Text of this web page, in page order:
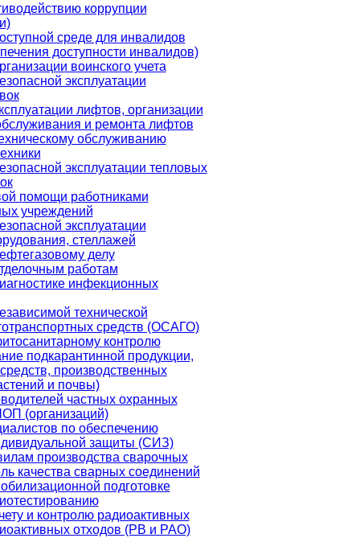
коррупции
среде для инвалидов
доступности инвалидов)
воинского учета
эксплуатации
лифтов, организации
и ремонта лифтов
обслуживанию
эксплуатации тепловых
помощи работниками
учреждений
эксплуатации
стеллажей
делу
работам
инфекционных
технической
средств (ОСАГО)
контролю
подкарантинной продукции,
производственных
и почвы)
частных охранных
(организаций)
по обеспечению
защиты (СИЗ)
производства сварочных
качества сварных соединений
подготовке
и контролю радиоактивных
отходов (РВ и РАО)